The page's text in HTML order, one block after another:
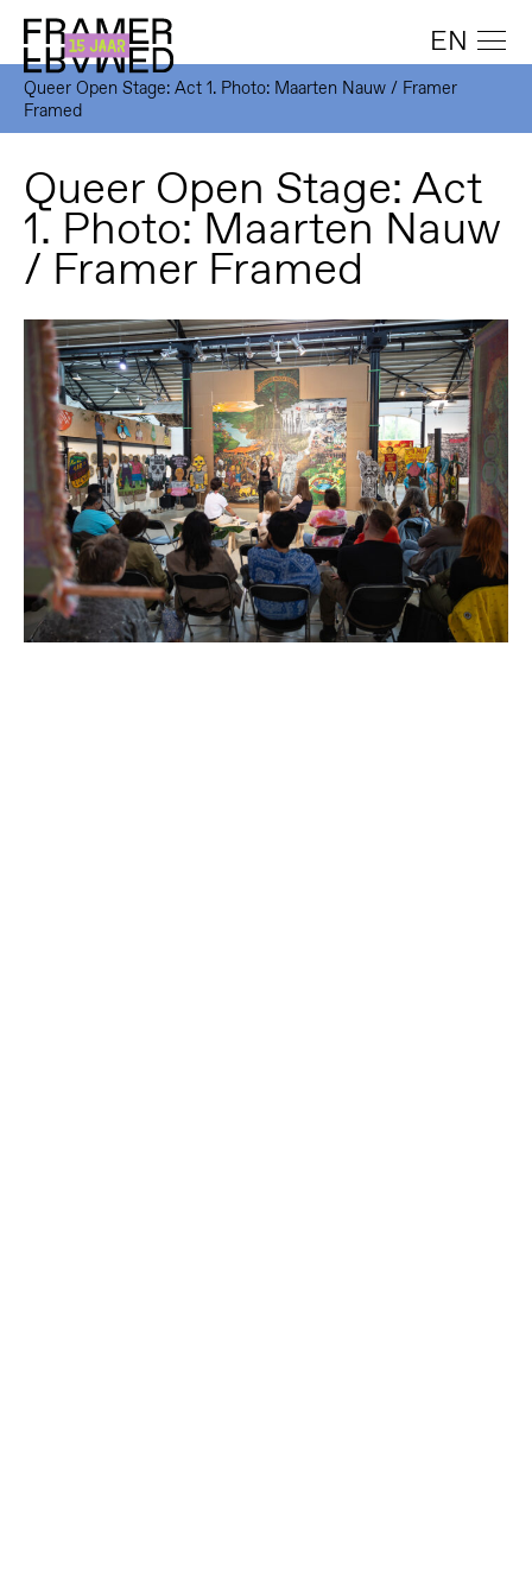
EN
Queer Open Stage: Act 1. Photo: Maarten Nauw / Framer
Framed
Queer Open Stage: Act
1. Photo: Maarten Nauw
/ Framer Framed